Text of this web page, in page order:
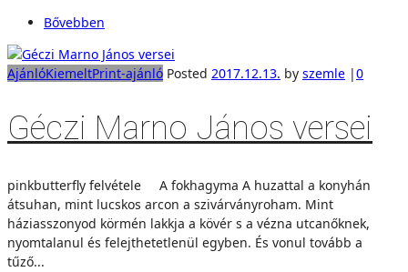
Bővebben
AjánlóKiemeltPrint-ajánló Posted 2017.12.13. by szemle |0
Géczi Marno János versei
pinkbutterfly felvétele A fokhagyma A huzattal a konyhán
átsuhan, mint lucskos arcon a szivárványroham. Mint
háziasszonyod körmén lakkja a kövér s a vézna utcanőknek,
nyomtalanul és felejthetetlenül egyben. És vonul tovább a
tűző...